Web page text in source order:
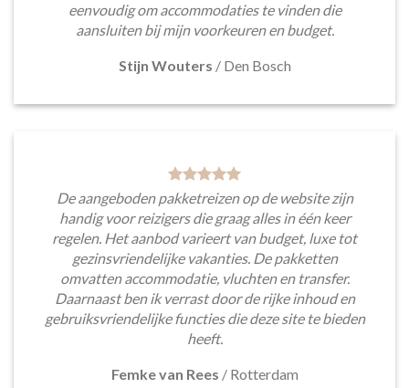
eenvoudig om accommodaties te vinden die
aansluiten bij mijn voorkeuren en budget.
Stijn Wouters / Den Bosch
De aangeboden pakketreizen op de website zijn
handig voor reizigers die graag alles in één keer
regelen. Het aanbod varieert van budget, luxe tot
gezinsvriendelijke vakanties. De pakketten
omvatten accommodatie, vluchten en transfer.
Daarnaast ben ik verrast door de rijke inhoud en
gebruiksvriendelijke functies die deze site te bieden
heeft.
Femke van Rees / Rotterdam